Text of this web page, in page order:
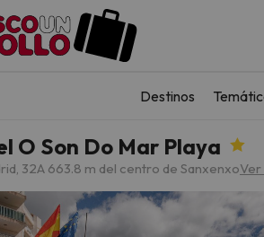
Destinos
O Son Do Mar Playa
32A 663.8 m del centro de SanxenxoVer